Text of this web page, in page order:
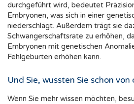
durchgeführt wird, bedeutet
Embryonen, was sich in einer
niederschlägt. Außerdem trägt sie
Schwangerschaftsrate zu erhöhen,
Embryonen mit genetischen
Fehlgeburten erhöhen kann.
Und Sie, wussten Sie schon von
Wenn Sie mehr wissen möchten,